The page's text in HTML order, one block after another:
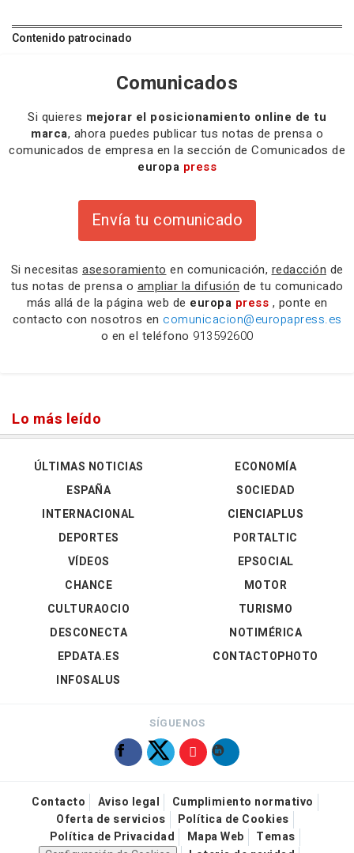
Contenido patrocinado
Comunicados
Si quieres mejorar el posicionamiento online de tu
marca, ahora puedes publicar tus notas de prensa o
comunicados de empresa en la sección de Comunicados de
europa press
Envía tu comunicado
Si necesitas asesoramiento en comunicación, redacción de
tus notas de prensa o ampliar la difusión de tu comunicado
más allá de la página web de europa press , ponte en
contacto con nosotros en comunicacion@europapress.es
o en el teléfono 913592600
Lo más leído
ÚLTIMAS NOTICIAS
ESPAÑA
INTERNACIONAL
DEPORTES
VÍDEOS
ECONOMÍA
SOCIEDAD
CIENCIAPLUS
PORTALTIC
EPSOCIAL
CHANCE
CULTURAOCIO
DESCONECTA
EPDATA.ES
INFOSALUS
MOTOR
TURISMO
NOTIMÉRICA
CONTACTOPHOTO
SÍGUENOS
Contacto Aviso legal
Cumplimiento normativo
Oferta de servicios
Política de Cookies
Política de Privacidad
Mapa Web
Temas